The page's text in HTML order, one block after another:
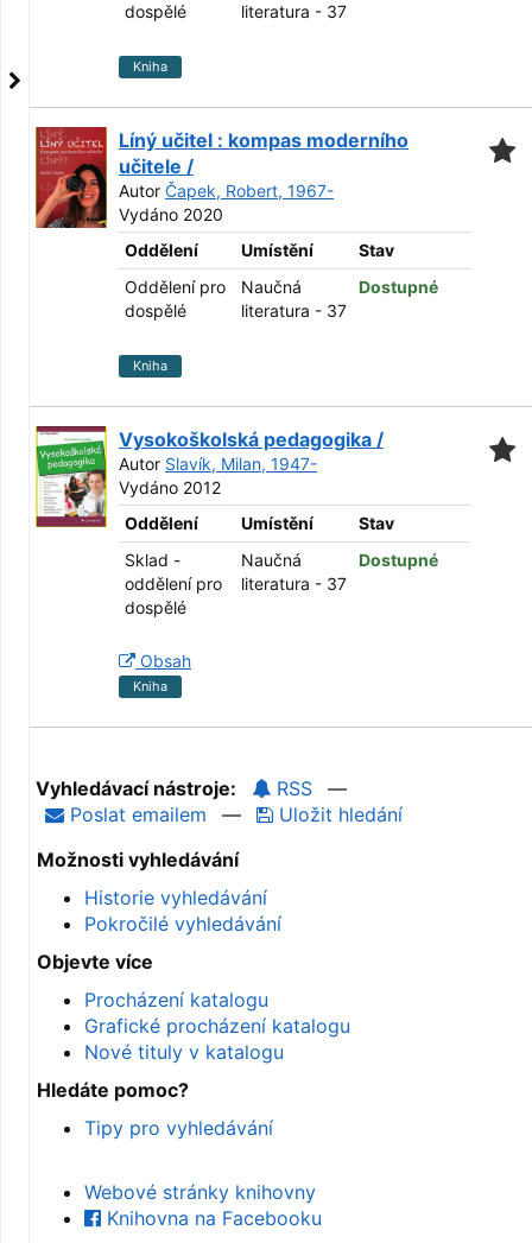
dospělé
literatura - 37
Kniha
Líný učitel : kompas moderního
učitele /
Autor Čapek, Robert, 1967-
Vydáno 2020
Oddělení
Umístění
Stav
Oddělení pro
dospělé
Naučná
literatura - 37
Dostupné
Kniha
Vysokoškolská pedagogika /
Autor Slavík, Milan, 1947-
Vydáno 2012
Oddělení
Umístění
Stav
Sklad -
oddělení pro
dospělé
Naučná
literatura - 37
Dostupné
Obsah
Kniha
Vyhledávací nástroje: RSS
—
Poslat emailem
—
Uložit hledání
Možnosti vyhledávání
Historie vyhledávání
Pokročilé vyhledávání
Objevte více
Procházení katalogu
Grafické procházení katalogu
Nové tituly v katalogu
Hledáte pomoc?
Tipy pro vyhledávání
Webové stránky knihovny
Knihovna na Facebooku